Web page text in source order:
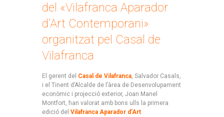
del «Vilafranca Aparador
d’Art Contemporani»
organitzat pel Casal de
Vilafranca
El gerent del Casal de Vilafranca, Salvador Casals,
i el Tinent d’Alcalde de l’àrea de Desenvolupament
econòmic i projecció exterior, Joan Manel
Montfort, han valorat amb bons ulls la primera
edició del Vilafranca Aparador d’Art